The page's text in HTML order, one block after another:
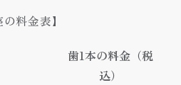
料金表】
歯1本の料金（税
込）